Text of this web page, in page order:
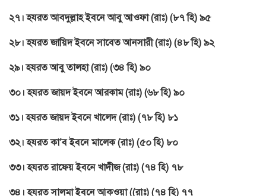
২৭। হযরত আবদুল্লাহ ইবনে আবু আওফা (রাঃ) (৮৭ হি) ৯৫
২৮। হযরত জায়িদ ইবনে সাবেত আনসারী (রাঃ) (৪৮ হি) ৯২
২৯। হযরত আবু তালহা (রাঃ) (৩৪ হি) ৯০
৩০। হযরত জায়দ ইবনে আরকাম (রাঃ) (৬৮ হি) ৯০
৩১। হযরত জায়দ ইবনে খালেদ (রাঃ) (৭৮ হি) ৮১
৩২। হযরত কা’ব ইবনে মালেক (রাঃ) (৫০ হি) ৮০
৩৩। হযরত রাফেয় ইবনে খাদীজ (রাঃ) (৭৪ হি) ৭৮
৩৪। হযরত সালমা ইবনে আকওয়া ((রাঃ) (৭৪ হি) ৭৭